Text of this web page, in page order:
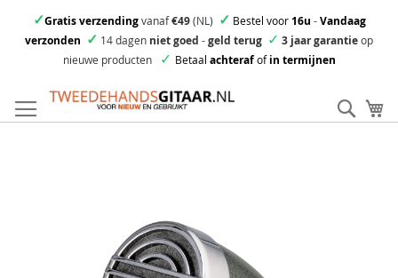
✓Gratis verzendingvanaf€49(NL) ✓ Bestel voor16u -Vandaag
verzonden ✓ 14 dagen niet goed -geld terug ✓ 3 jaar garantieop
nieuwe producten
✓ Betaal achterafofin termijnen
direct
door